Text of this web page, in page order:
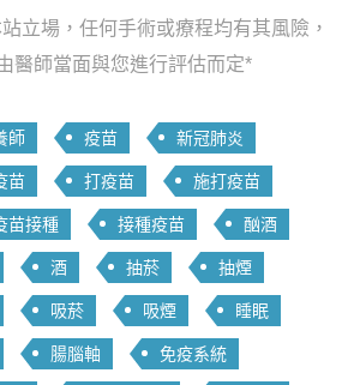
立場，任何手術或療程均有其風險，
醫師當面與您進行評估而定*
師 疫苗 新冠肺炎
苗 打疫苗 施打疫苗
苗接種 接種疫苗 酗酒
酒 抽菸 抽煙
吸菸 吸煙 睡眠
腸腦軸 免疫系統